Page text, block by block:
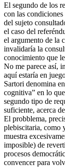
El segundo de los
con las
del sujeto
el caso del
el argumento de la
invalidaría la
conocimiento que
No me parece así,
aquí estaría en
Sartori denomina
cognitiva” en lo
segundo tipo de
suficiente, acerca
El probblema,
plebiscitaria, como
muestra
imposible) de
procesos
convencer para